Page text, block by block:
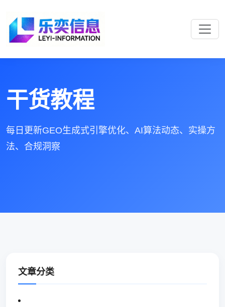
干货教程
每日更新GEO生成式引擎优化、AI算法动态、实操方
法、合规洞察
文章分类